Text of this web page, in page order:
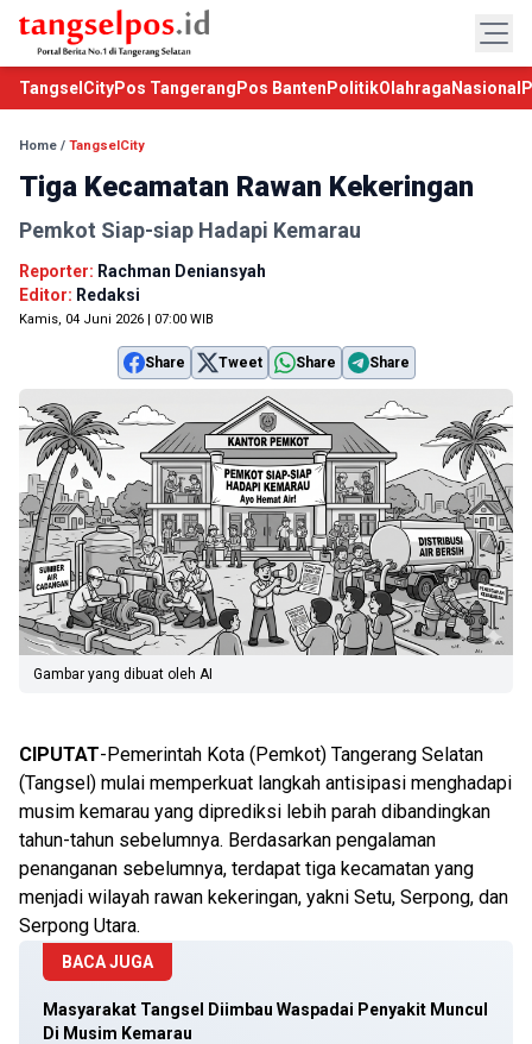
TangselCityPos Tangerang Pos Banten PolitikOlahraga Nasional
Home / TangselCity
Tiga Kecamatan Rawan Kekeringan
Pemkot Siap-siap Hadapi Kemarau
Reporter: Rachman Deniansyah
Editor: Redaksi
Kamis, 04 Juni 2026 | 07:00 WIB
Share Tweet Share Share
Gambar yang dibuat oleh AI
CIPUTAT-Pemerintah Kota (Pemkot) Tangerang Selatan
(Tangsel) mulai memperkuat langkah antisipasi menghadapi
musim kemarau yang diprediksi lebih parah dibandingkan
tahun-tahun sebelumnya. Berdasarkan pengalaman
penanganan sebelumnya, terdapat tiga kecamatan yang
menjadi wilayah rawan kekeringan, yakni Setu, Serpong, dan
Serpong Utara.
BACA JUGA
Masyarakat Tangsel Diimbau Waspadai Penyakit Muncul
Di Musim Kemarau